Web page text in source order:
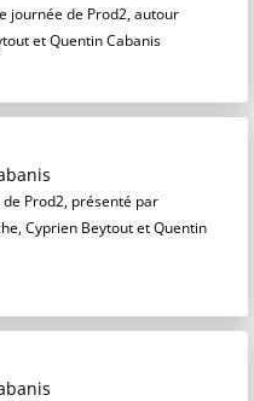
journée de Prod2, autour
et Quentin Cabanis
Prod2, présenté par
Cyprien Beytout et Quentin